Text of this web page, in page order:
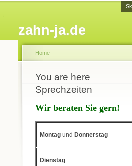
zahn-ja.de
You are here
Home
Sprechzeiten
Wir beraten Sie gern!
Montag und Donnerstag
Dienstag